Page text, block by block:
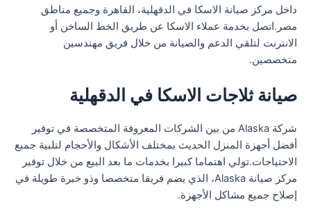
داخل مركز صيانة الاسكا في الدقهلية، القاهرة وجميع مناطق
مصر.اتصل بخدمة عملاء الاسكا عن طريق الخط الساخن أو
الانترنت لتلقي الدعم والصيانة من خلال فريق مهندسين
متخصصين.
صيانة ثلاجات الاسكا في الدقهلية
شركة Alaska من بين الشركات المعروفة المتخصصة في توفير
أفضل أجهزة المنزل الحديث بمختلف الأشكال والأحجام لتلبية جميع
الاحتياجات.تولي اهتماما كبيرا بخدمات ما بعد البيع من خلال توفير
مركز صيانة Alaska، الذي يضم فريقا متخصصا وذو خبرة طويلة في
إصلاح جميع مشاكل الأجهزة.